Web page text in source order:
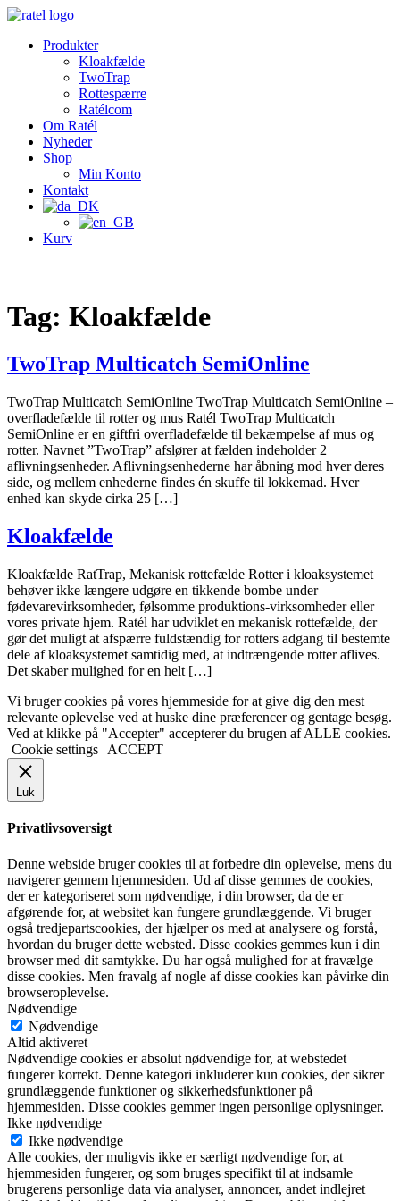
Videre
indholdProdukter
Kloakfælde
TwoTrap
Rottespærre
Ratélcom
Om Ratél
Nyheder
Shop
Min Konto
Kontakt
Kurv
Tag: Kloakfælde
TwoTrap Multicatch SemiOnline
TwoTrap Multicatch SemiOnline TwoTrap Multicatch SemiOnline –
overfladefælde til rotter og mus Ratél TwoTrap Multicatch
SemiOnline er en giftfri overfladefælde til bekæmpelse af mus og
rotter. Navnet ”TwoTrap” afslører at fælden indeholder 2
aflivningsenheder. Aflivningsenhederne har åbning mod hver deres
side, og mellem enhederne findes én skuffe til lokkemad. Hver
enhed kan skyde cirka 25 […]
Kloakfælde
Kloakfælde RatTrap, Mekanisk rottefælde Rotter i kloaksystemet
behøver ikke længere udgøre en tikkende bombe under
fødevarevirksomheder, følsomme produktions-virksomheder eller
vores private hjem. Ratél har udviklet en mekanisk rottefælde, der
gør det muligt at afspærre fuldstændig for rotters adgang til bestemte
dele af kloaksystemet samtidig med, at indtrængende rotter aflives.
Det skaber mulighed for en helt […]
Vi bruger cookies på vores hjemmeside for at give dig den mest
relevante oplevelse ved at huske dine præferencer og gentage besøg.
Ved at klikke på "Accepter" accepterer du brugen af ​​ALLE cookies.
Cookie settings
ACCEPT
Luk
Privatlivsoversigt
Denne webside bruger cookies til at forbedre din oplevelse, mens du
navigerer gennem hjemmesiden. Ud af disse gemmes de cookies,
der er kategoriseret som nødvendige, i din browser, da de er
afgørende for, at websitet kan fungere grundlæggende. Vi bruger
også tredjepartscookies, der hjælper os med at analysere og forstå,
hvordan du bruger dette websted. Disse cookies gemmes kun i din
browser med dit samtykke. Du har også mulighed for at fravælge
disse cookies. Men fravalg af nogle af disse cookies kan påvirke din
browseroplevelse.
Nødvendige
Nødvendige
Altid aktiveret
Nødvendige cookies er absolut nødvendige for, at webstedet
fungerer korrekt. Denne kategori inkluderer kun cookies, der sikrer
grundlæggende funktioner og sikkerhedsfunktioner på
hjemmesiden. Disse cookies gemmer ingen personlige oplysninger.
Ikke nødvendige
Ikke nødvendige
Alle cookies, der muligvis ikke er særligt nødvendige for, at
hjemmesiden fungerer, og som bruges specifikt til at indsamle
brugerens personlige data via analyser, annoncer, andet indlejret